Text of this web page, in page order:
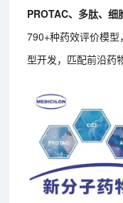
PROTAC、多肽、细
790+种药效评价模
型开发，匹配前沿药